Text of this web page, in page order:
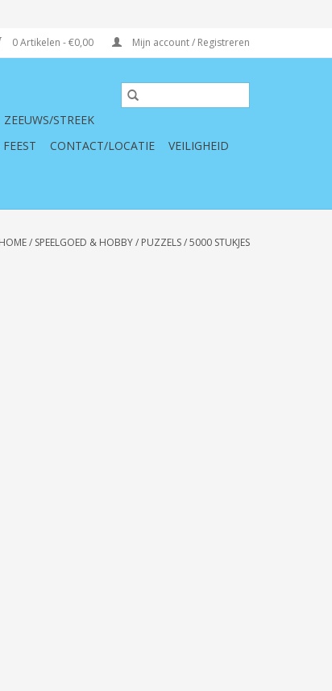
0 Artikelen - €0,00 Mijn account / Registreren
ZEEUWS/STREEK
CONTACT/LOCATIE
VEILIGHEID
HOME/ SPEELGOED & HOBBY/ PUZZELS/5000 STUKJES